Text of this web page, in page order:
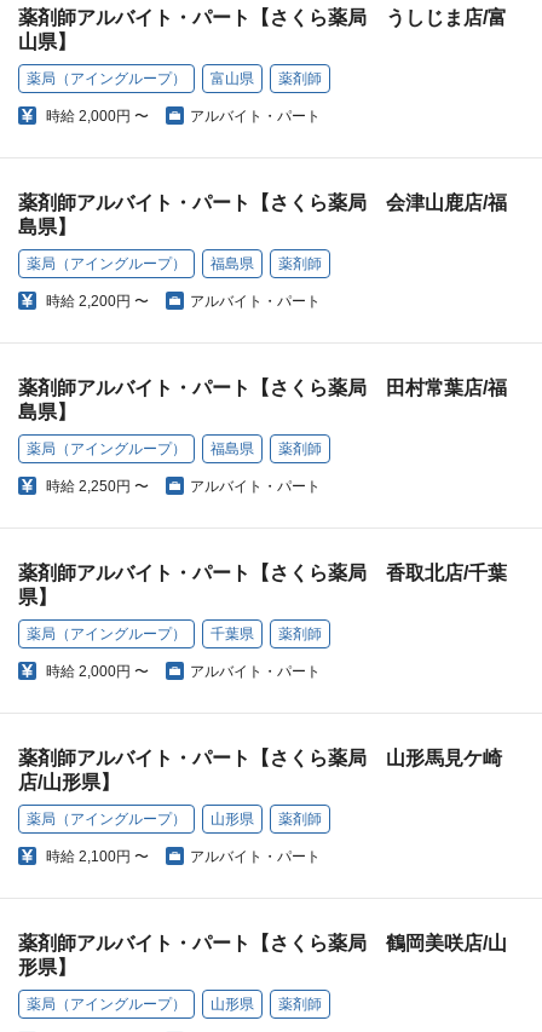
薬剤師アルバイト・パート【さくら薬局 うしじま店/富
山県】
薬局（アイングループ） 富山県 薬剤師
時給 2,000円 〜 アルバイト・パート
薬剤師アルバイト・パート【さくら薬局 会津山鹿店/福
島県】
薬局（アイングループ） 福島県 薬剤師
時給 2,200円 〜 アルバイト・パート
薬剤師アルバイト・パート【さくら薬局 田村常葉店/福
島県】
薬局（アイングループ） 福島県 薬剤師
時給 2,250円 〜 アルバイト・パート
薬剤師アルバイト・パート【さくら薬局 香取北店/千葉
県】
薬局（アイングループ） 千葉県 薬剤師
時給 2,000円 〜 アルバイト・パート
薬剤師アルバイト・パート【さくら薬局 山形馬見ケ崎
店/山形県】
薬局（アイングループ） 山形県 薬剤師
時給 2,100円 〜 アルバイト・パート
薬剤師アルバイト・パート【さくら薬局 鶴岡美咲店/山
形県】
薬局（アイングループ） 山形県 薬剤師